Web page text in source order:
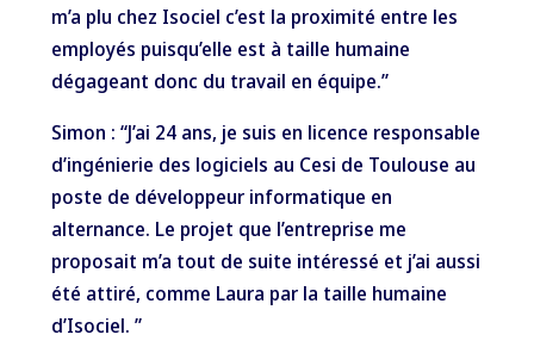
m’a plu chez Isociel c’est la proximité entre les
employés puisqu’elle est à taille humaine
dégageant donc du travail en équipe.”
Simon : “J’ai 24 ans, je suis en licence responsable
d’ingénierie des logiciels au Cesi de Toulouse au
poste de développeur informatique en
alternance. Le projet que l’entreprise me
proposait m’a tout de suite intéressé et j’ai aussi
été attiré, comme Laura par la taille humaine
d’Isociel. ”